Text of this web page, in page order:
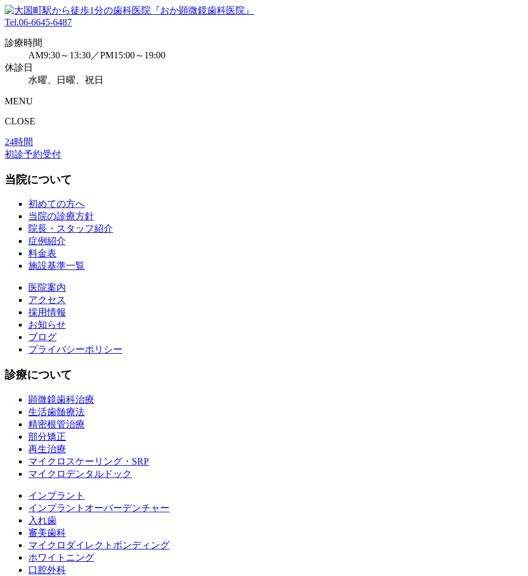
Tel.06-6645-6487
診療時間
AM9:30～13:30／PM15:00～19:00
休診日
水曜、日曜、祝日
MENU
CLOSE
24時間
初診予約受付
当院について
初めての方へ
当院の診療方針
院長・スタッフ紹介
症例紹介
料金表
施設基準一覧
医院案内
アクセス
採用情報
お知らせ
ブログ
プライバシーポリシー
診療について
顕微鏡歯科治療
生活歯髄療法
精密根管治療
部分矯正
再生治療
マイクロスケーリング・SRP
マイクロデンタルドック
インプラント
インプラントオーバーデンチャー
入れ歯
審美歯科
マイクロダイレクトボンディング
ホワイトニング
口腔外科